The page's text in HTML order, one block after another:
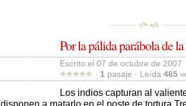
Por la pálida parábola de
Escrito el 07 de octubre de 2007
· 1 pasaje · Leída 465
Los indios capturan al
disponen a matarlo en el poste de